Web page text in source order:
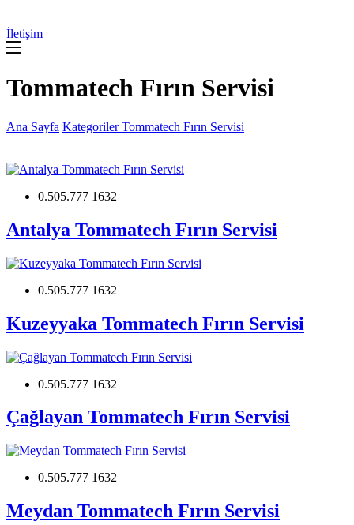
İletişim
Tommatech Fırın Servisi
Ana Sayfa KategorilerTommatech Fırın Servisi
0.505.777 1632
Antalya Tommatech Fırın Servisi
0.505.777 1632
Kuzeyyaka Tommatech Fırın Servisi
0.505.777 1632
Çağlayan Tommatech Fırın Servisi
0.505.777 1632
Meydan Tommatech Fırın Servisi